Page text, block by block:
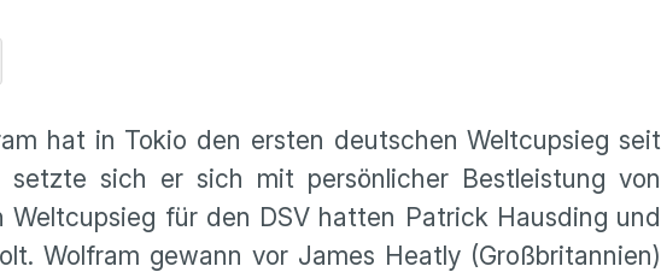
hat in Tokio den ersten deutschen Weltcupsieg seit
sich er sich mit persönlicher Bestleistung von
für den DSV hatten Patrick Hausding und
Wolfram gewann vor James Heatly (Großbritannien)